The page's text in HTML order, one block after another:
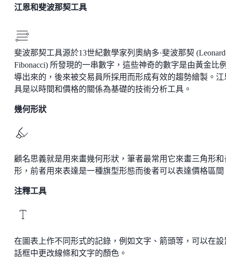
江恩和斐波那契工具
斐波那契工具源於13世紀數學家列奧納多·斐波那契
Fibonacci) 所發現的一串數字，這些神奇的數字是由黃金比
導出來的，後來被交易員所採用而形成有效的趨勢繪製。江
具是以時間和價格的關係為基礎的技術分析工具。
幾何形狀
顧名思義就是用來畫幾何形狀，筆者最常用它來畫三角形和
形，前者用來表達是一種旗型形態而後者可以表達價格區間
注釋工具
在圖表上作不同形式的記錄，例如文字、箭頭等，可以在設
話框中更改線條和文字的顏色。